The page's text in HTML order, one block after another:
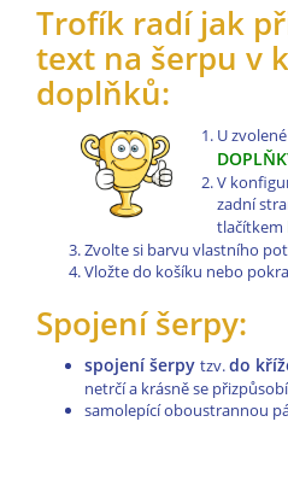
Trofík radí jak
text na šerpu v
doplňků:
U
V
zadní
tlačítkem
Zvolte si barvu vlastního
Vložte do košíku nebo
Spojení šerpy:
spojení šerpy tzv.do
netrčí a krásně se
samolepící oboustrannou